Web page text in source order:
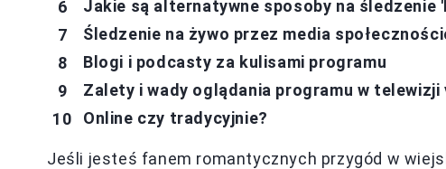
Jakie są alternatywne sposoby na śledzenie
Śledzenie na żywo przez media
Blogi i podcasty za kulisami programu
Zalety i wady oglądania programu w telewizji
Online czy tradycyjnie?
Jeśli jesteś fanem romantycznych przygód w